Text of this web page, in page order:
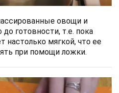
овощи и
готовности, т.е. пока
настолько мягкой, что ее
при помощи ложки.